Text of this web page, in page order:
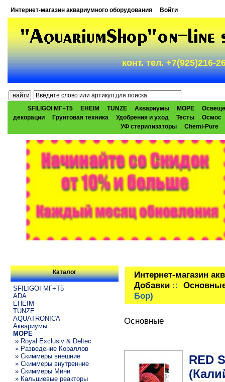
Интернет-магазин аквариумного оборудования Войти
конт. тел. +7(925)216-
SFILIGOI МГ+Т5 EHEIM TUNZE Аквариумы МОРЕ
декорации
Грунтовая техника Удобрения и уход Тесты
Осмос
УФ стерилизаторы
Chemi-Pure
Каталог
SFILIGOI МГ+Т5
ADA
EHEIM
TUNZE
AQUATRONICA
Аквариумы
МОРЕ
» Royal Exclusiv & Deltec
» Разведение Кораллов
» Скиммеры внешние
» Скиммеры внутренние
» Скиммеры Мини
» Кальциевые реакторы
Интернет-магазин
Добавки::
Бор)
Основные
RED